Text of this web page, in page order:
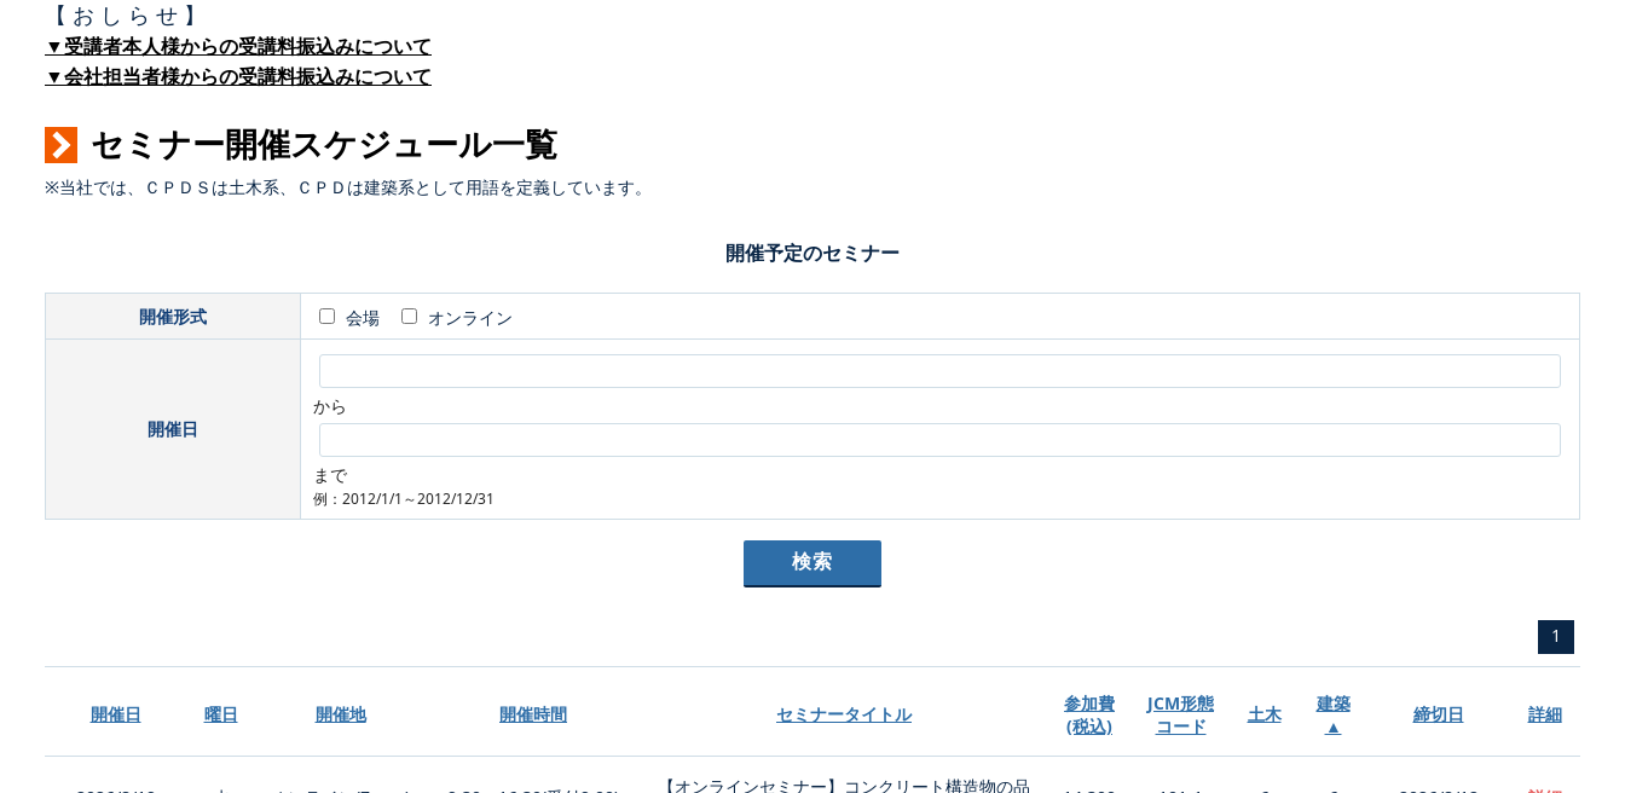
【 お し ら せ 】
▼受講者本人様からの受講料振込みについて
▼会社担当者様からの受講料振込みについて
セミナー開催スケジュール一覧
※当社では、ＣＰＤＳは土木系、ＣＰＤは建築系として用語を定義しています。
開催予定のセミナー
開催形式 会場 オンライン
開催日
から
まで
例：2012/1/1～2012/12/31
1
開催日 曜日 開催地 開催時間 セミナータイトル
参加費
(税込)
JCM形態
コード
土木
建築
▲
締切日 詳細
【オンラインセミナー】コンクリート構造物の品